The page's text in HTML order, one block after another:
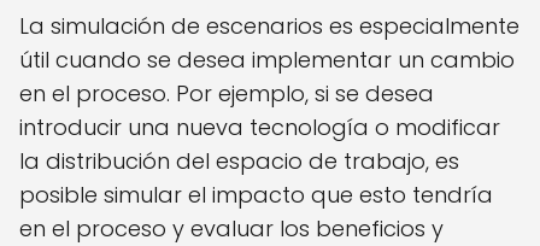
La simulación de escenarios es especialmente
útil cuando se desea implementar un cambio
en el proceso. Por ejemplo, si se desea
introducir una nueva tecnología o modificar
la distribución del espacio de trabajo, es
posible simular el impacto que esto tendría
en el proceso y evaluar los beneficios y